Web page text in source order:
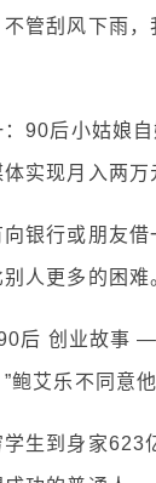
管刮风下雨
90后小姑娘
实现月入两万
银行或朋友
人更多的困
后 创业故事
鲍艾乐不同意
生到身家623